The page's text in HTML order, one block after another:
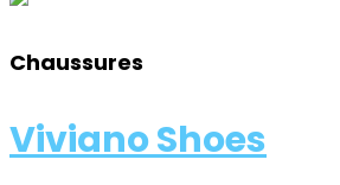
Chaussures
Viviano Shoes